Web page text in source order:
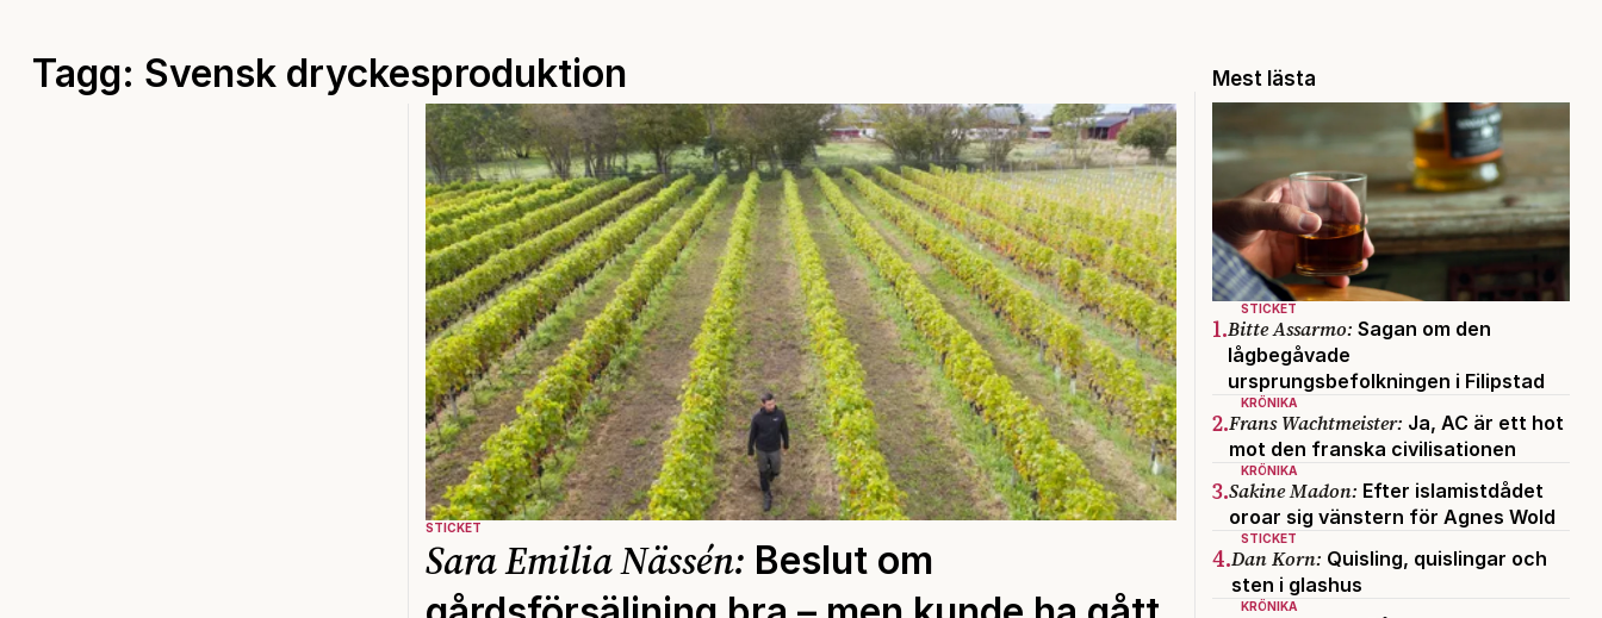
Tagg: Svensk dryckesproduktion
STICKET
Sara Emilia Nässén: Beslut om
Mest lästa
STICKET
1.Bitte Assarmo: Sagan om den
lågbegåvade
ursprungsbefolkningen i Filipstad
KRÖNIKA
2.Frans Wachtmeister: Ja, AC är ett hot
mot den franska civilisationen
KRÖNIKA
3.Sakine Madon: Efter islamistdådet
oroar sig vänstern för Agnes Wold
STICKET
4.Dan Korn: Quisling, quislingar och
sten i glashus
KRÖNIKA